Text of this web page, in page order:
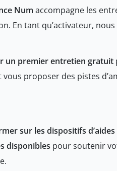
Num accompagne les
En tant qu’activateur,
un premier entretien gratuit
vous proposer des pistes
sur les dispositifs
disponibles pour soutenir